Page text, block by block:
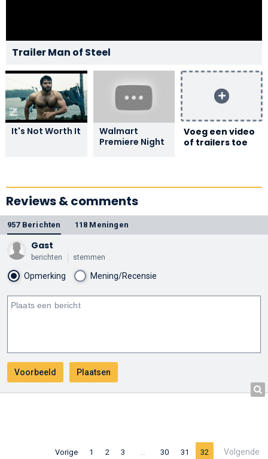
Trailer Man of Steel
It's Not Worth It
Walmart
Premiere Night
Voeg een video
of trailers toe
Reviews & comments
957 Berichten 118 Meningen
Gast
berichten stemmen
Opmerking Mening/Recensie
Vorige 1 2 3 30 31 32 Volgende